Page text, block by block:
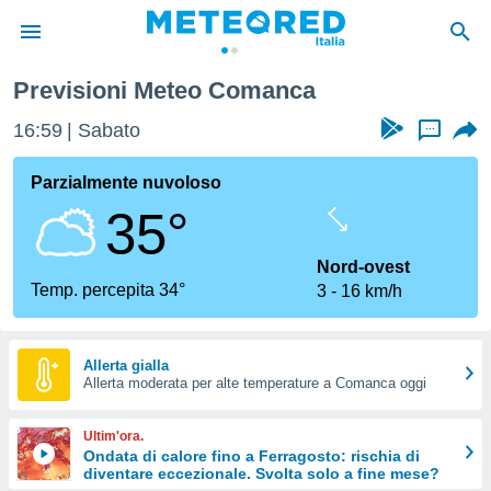
di
per
le
di
Web
le
Previsioni Meteo Comanca
16:59 Sabato ...
Parzialmente nuvoloso
35°
Temp. percepita 34°
Nord-ovest
3
16 km/h
Allerta gialla
Allerta moderata per alte temperature a Comanca oggi
Ultim'ora.
Ondata di calore fino a Ferragosto: rischia di
diventare eccezionale. Svolta solo a fine mese?